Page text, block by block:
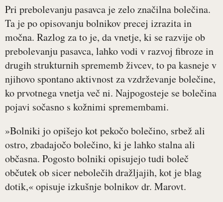
Pri prebolevanju pasavca je zelo značilna bolečina.
Ta je po opisovanju bolnikov precej izrazita in
močna. Razlog za to je, da vnetje, ki se razvije ob
prebolevanju pasavca, lahko vodi v razvoj fibroze in
drugih strukturnih sprememb živcev, to pa kasneje v
njihovo spontano aktivnost za vzdrževanje bolečine,
ko prvotnega vnetja več ni. Najpogosteje se bolečina
pojavi sočasno s kožnimi spremembami.
»Bolniki jo opišejo kot pekočo bolečino, srbež ali
ostro, zbadajočo bolečino, ki je lahko stalna ali
občasna. Pogosto bolniki opisujejo tudi boleč
občutek ob sicer nebolečih dražljajih, kot je blag
dotik,« opisuje izkušnje bolnikov dr. Marovt.